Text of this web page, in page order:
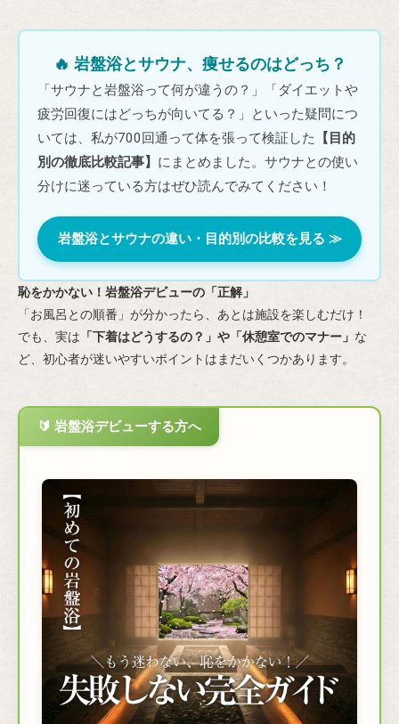
🔥 岩盤浴とサウナ、痩せるのはどっち？
「サウナと岩盤浴って何が違うの？」「ダイエットや
疲労回復にはどっちが向いてる？」といった疑問につ
いては、私が700回通って体を張って検証した
【目的
別の徹底比較記事】 にまとめました。サウナとの使い
分けに迷っている方はぜひ読んでみてください！
岩盤浴とサウナの違い・目的別の比較を見る ≫
恥をかかない！岩盤浴デビューの「正解」
「お風呂との順番」が分かったら、あとは施設を楽しむだけ！
でも、実は 「下着はどうするの？」や「休憩室でのマナー」 な
ど、初心者が迷いやすいポイントはまだいくつかあります。
🔰 岩盤浴デビューする方へ